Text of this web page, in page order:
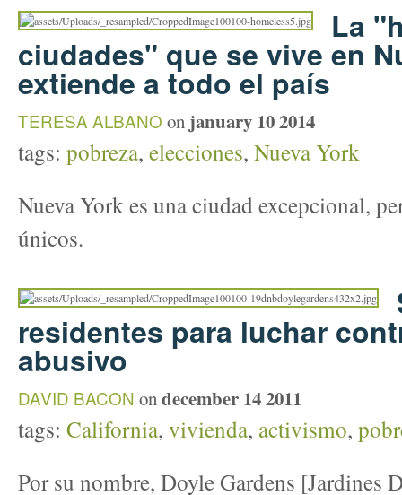
La
ciudades" que se vive en
extiende a todo el país
TERESA ALBANO on january 10 2014
tags: pobreza, elecciones, Nueva York
Nueva York es una ciudad excepcional,
únicos.
residentes para luchar
abusivo
DAVID BACON ondecember 14 2011
tags: California, vivienda, activismo,
Por su nombre, Doyle Gardens [Jardines